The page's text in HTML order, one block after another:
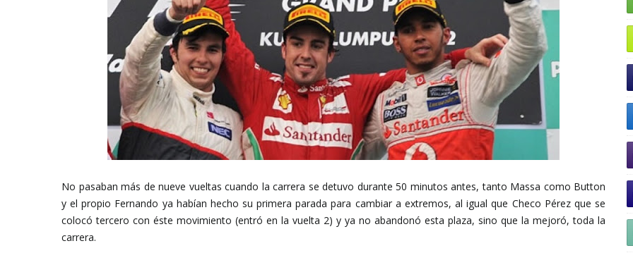
No pasaban más de nueve vueltas cuando la carrera se detuvo durante 50 minutos antes, tanto Massa como Button
y el propio Fernando ya habían hecho su primera parada para cambiar a extremos, al igual que Checo Pérez que se
colocó tercero con éste movimiento (entró en la vuelta 2) y ya no abandonó esta plaza, sino que la mejoró, toda la
carrera.